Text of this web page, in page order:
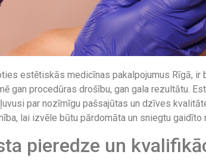
estētiskās medicīnas pakalpojumus Rīgā,
gan procedūras drošību, gan gala rezultātu.
par nozīmīgu pašsajūtas un dzīves
lai izvēle būtu pārdomāta un sniegtu
pieredze un